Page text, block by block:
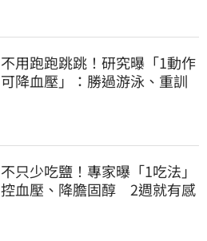
不用跑跑跳跳！研究曝「1動作
可降血壓」：勝過游泳、重訓
不只少吃鹽！專家曝「1吃法」
控血壓、降膽固醇 2週就有感